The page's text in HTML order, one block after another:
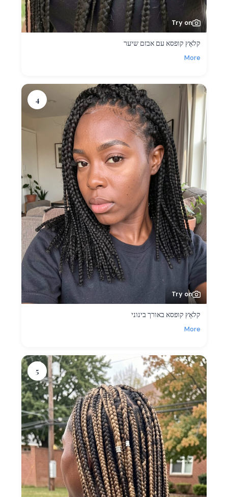
Try on
קלאָץ קופסא עם אבזם שיער
More
4
Try on
קלאָץ קופסא באורך בינוני
More
5